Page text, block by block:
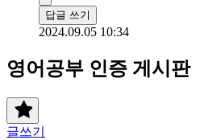
답글 쓰기
2024.09.05 10:34
영어공부 인증 게시판
글쓰기